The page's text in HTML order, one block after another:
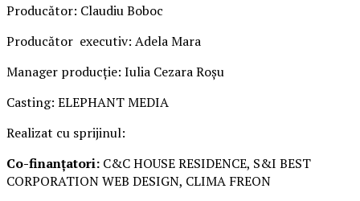
Producător: Claudiu Boboc
Producător executiv: Adela Mara
Manager producție: Iulia Cezara Roșu
Casting: ELEPHANT MEDIA
Realizat cu sprijinul:
Co-finanțatori: C&C HOUSE RESIDENCE, S&I BEST
CORPORATION WEB DESIGN, CLIMA FREON